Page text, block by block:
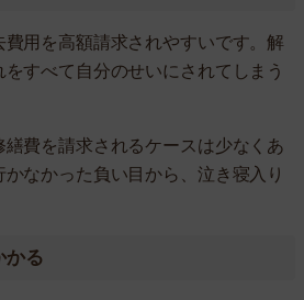
用を高額請求されやすいです。解
すべて自分のせいにされてしまう
費を請求されるケースは少なくあ
なかった負い目から、泣き寝入り
かる